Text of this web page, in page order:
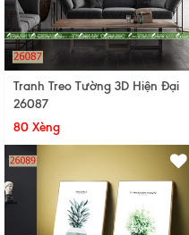
Tranh Treo Tường 3D Hiện Đại
26087
80 Xèng